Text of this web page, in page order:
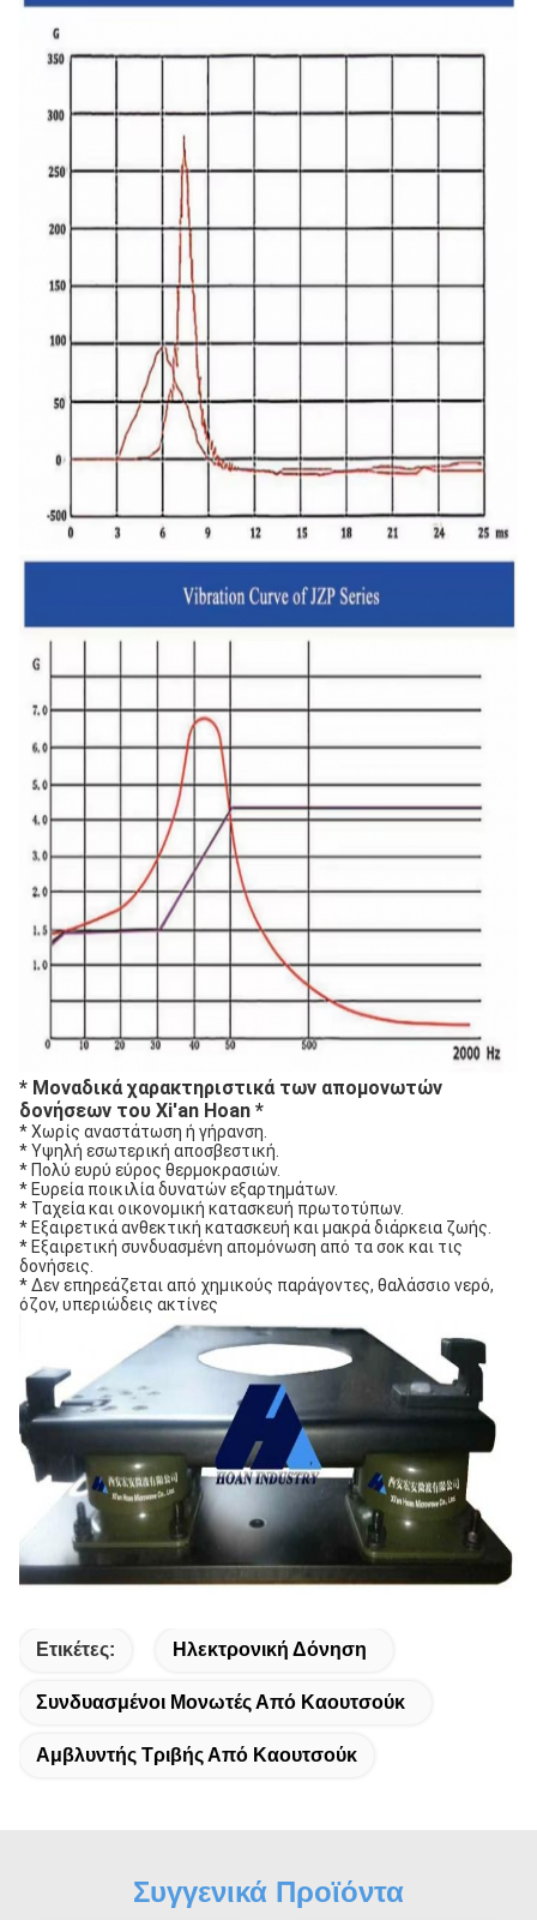
* Μοναδικά χαρακτηριστικά των απομονωτών
δονήσεων του Xi'an Hoan *
* Χωρίς αναστάτωση ή γήρανση.
* Υψηλή εσωτερική αποσβεστική.
* Πολύ ευρύ εύρος θερμοκρασιών.
* Ευρεία ποικιλία δυνατών εξαρτημάτων.
* Ταχεία και οικονομική κατασκευή πρωτοτύπων.
* Εξαιρετικά ανθεκτική κατασκευή και μακρά διάρκεια ζωής.
* Εξαιρετική συνδυασμένη απομόνωση από τα σοκ και τις
δονήσεις.
* Δεν επηρεάζεται από χημικούς παράγοντες, θαλάσσιο νερό,
όζον, υπεριώδεις ακτίνες
Ετικέτες: Ηλεκτρονική Δόνηση
Συνδυασμένοι Μονωτές Από Καουτσούκ
Αμβλυντής Τριβής Από Καουτσούκ
Συγγενικά Προϊόντα